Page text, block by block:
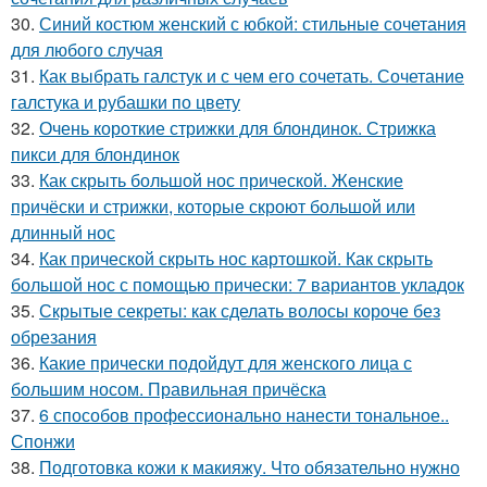
30. Синий костюм женский с юбкой: стильные сочетания
для любого случая
31. Как выбрать галстук и с чем его сочетать. Сочетание
галстука и рубашки по цвету
32. Очень короткие стрижки для блондинок. Стрижка
пикси для блондинок
33. Как скрыть большой нос прической. Женские
причёски и стрижки, которые скроют большой или
длинный нос
34. Как прической скрыть нос картошкой. Как скрыть
большой нос с помощью прически: 7 вариантов укладок
35. Скрытые секреты: как сделать волосы короче без
обрезания
36. Какие прически подойдут для женского лица с
большим носом. Правильная причёска
37. 6 способов профессионально нанести тональное..
Спонжи
38. Подготовка кожи к макияжу. Что обязательно нужно